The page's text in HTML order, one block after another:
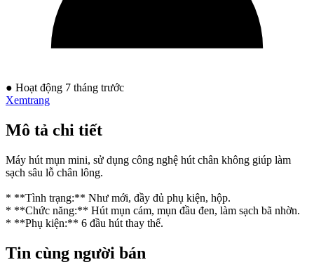
● Hoạt động 7 tháng trước
Xemtrang
Mô tả chi tiết
Máy hút mụn mini, sử dụng công nghệ hút chân không giúp làm
sạch sâu lỗ chân lông.
* **Tình trạng:** Như mới, đầy đủ phụ kiện, hộp.
* **Chức năng:** Hút mụn cám, mụn đầu đen, làm sạch bã nhờn.
* **Phụ kiện:** 6 đầu hút thay thế.
Tin cùng người bán